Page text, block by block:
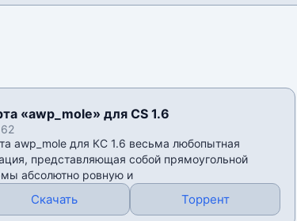
«awp_mole» для CS 1.6
awp_mole для КС 1.6 весьма любопытная
представляющая собой прямоугольной
абсолютно ровную и
Скачать Торрент